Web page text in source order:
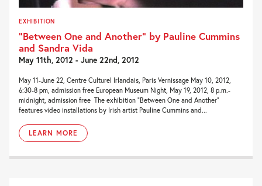
EXHIBITION
“Between One and Another” by Pauline Cummins
and Sandra Vida
May 11th, 2012 - June 22nd, 2012
May 11-June 22, Centre Culturel Irlandais, Paris Vernissage May 10, 2012,
6:30-8 pm, admission free European Museum Night, May 19, 2012, 8 p.m.-
midnight, admission free The exhibition “Between One and Another”
features video installations by Irish artist Pauline Cummins and...
LEARN MORE